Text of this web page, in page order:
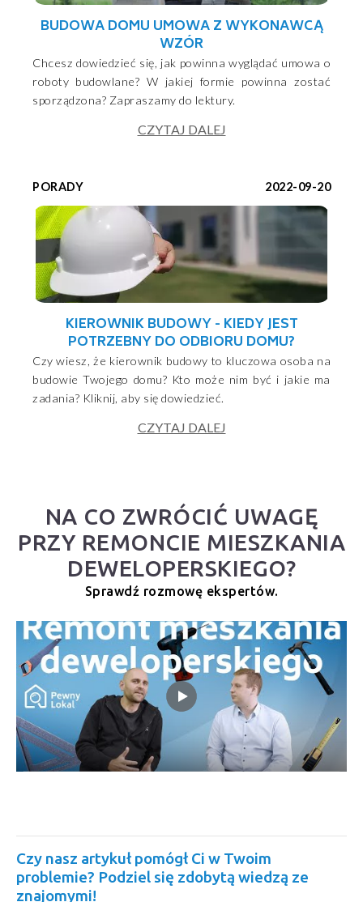
BUDOWA DOMU UMOWA Z WYKONAWCĄ
WZÓR
Chcesz dowiedzieć się, jak powinna wyglądać umowa o
roboty budowlane? W jakiej formie powinna zostać
sporządzona? Zapraszamy do lektury.
CZYTAJ DALEJ
PORADY 2022-09-20
KIEROWNIK BUDOWY - KIEDY JEST
POTRZEBNY DO ODBIORU DOMU?
Czy wiesz, że kierownik budowy to kluczowa osoba na
budowie Twojego domu? Kto może nim być i jakie ma
zadania? Kliknij, aby się dowiedzieć.
CZYTAJ DALEJ
NA CO ZWRÓCIĆ UWAGĘ
PRZY REMONCIE MIESZKANIA
DEWELOPERSKIEGO?
Sprawdź rozmowę ekspertów.
Czy nasz artykuł pomógł Ci w Twoim
problemie? Podziel się zdobytą wiedzą ze
znajomymi!